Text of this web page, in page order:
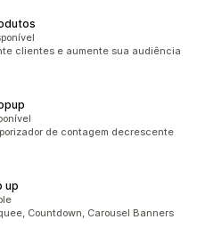
clientes e aumente sua audiência
de contagem decrescente
up
Countdown, Carousel Banners